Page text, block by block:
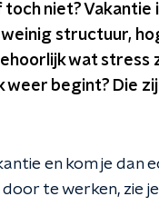
niet? Vakantie
weinig structuur,
wat stress
begint? Die
en kom je dan
te werken, zie